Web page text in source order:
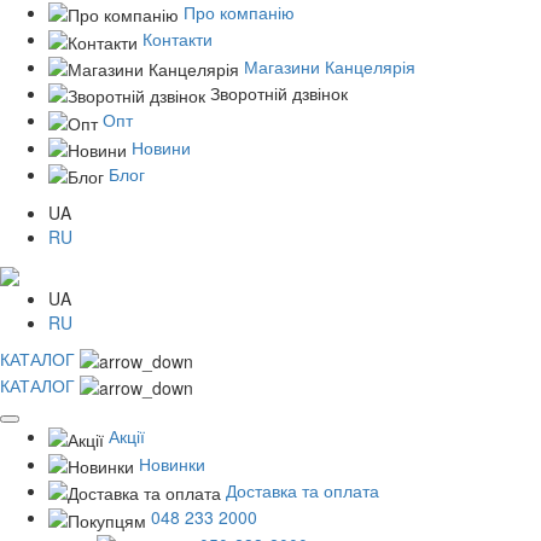
Про компанію
Контакти
Магазини Канцелярія
Зворотній дзвінок
Опт
Новини
Блог
UA
RU
UA
RU
КАТАЛОГ
КАТАЛОГ
Акції
Новинки
Доставка та оплата
048 233 2000